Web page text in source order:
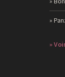
»
»